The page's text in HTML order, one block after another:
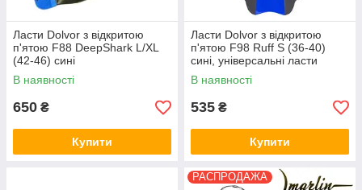
Ласти Dolvor з відкритою
п'ятою F88 DeepShark L/XL
(42-46) сині
В наявності
650 ₴
Купити
Ласти Dolvor з відкритою
п'ятою F98 Ruff S (36-40)
сині, універсальні ласти
В наявності
535 ₴
Купити
РАСПРОДАЖА